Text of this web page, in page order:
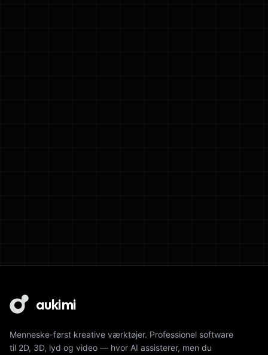
aukimi
Menneske-først kreative værktøjer. Professionel software
til 2D, 3D, lyd og video — hvor AI assisterer, men du